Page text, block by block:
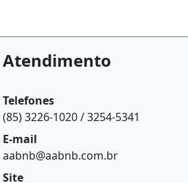
Atendimento
Telefones
(85) 3226-1020 / 3254-5341
E-mail
aabnb@aabnb.com.br
Site